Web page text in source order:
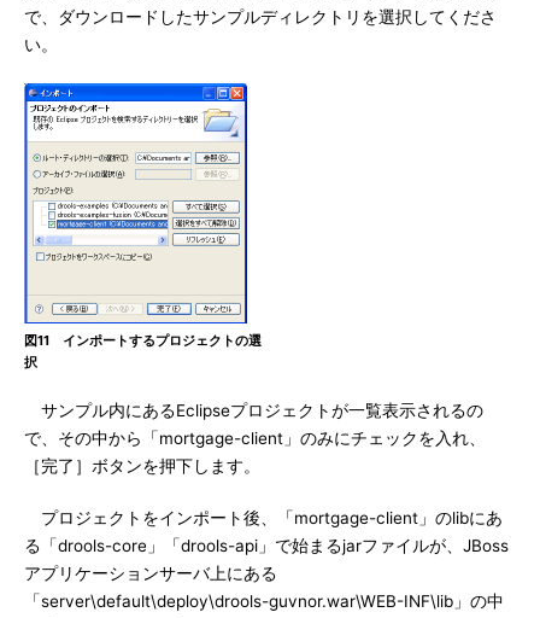
で、ダウンロードしたサンプルディレクトリを選択してくださ
い。
図11 インポートするプロジェクトの選
択
サンプル内にあるEclipseプロジェクトが一覧表示されるの
で、その中から「mortgage-client」のみにチェックを入れ、
［完了］ボタンを押下します。
プロジェクトをインポート後、「mortgage-client」のlibにあ
る「drools-core」「drools-api」で始まるjarファイルが、JBoss
アプリケーションサーバ上にある
「server\default\deploy\drools-guvnor.war\WEB-INF\lib」の中